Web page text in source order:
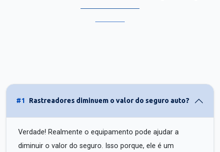
#1 Rastreadores diminuem o valor do seguro auto?
Verdade! Realmente o equipamento pode ajudar a
diminuir o valor do seguro. Isso porque, ele é um